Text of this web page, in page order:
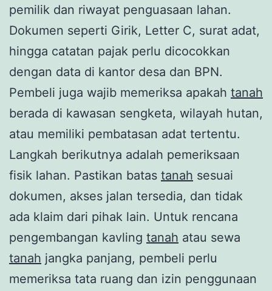
pemilik dan riwayat penguasaan lahan.
Dokumen seperti Girik, Letter C, surat adat,
hingga catatan pajak perlu dicocokkan
dengan data di kantor desa dan BPN.
Pembeli juga wajib memeriksa apakah tanah
berada di kawasan sengketa, wilayah hutan,
atau memiliki pembatasan adat tertentu.
Langkah berikutnya adalah pemeriksaan
fisik lahan. Pastikan batas tanah sesuai
dokumen, akses jalan tersedia, dan tidak
ada klaim dari pihak lain. Untuk rencana
pengembangan kavling tanah atau sewa
tanah jangka panjang, pembeli perlu
memeriksa tata ruang dan izin penggunaan